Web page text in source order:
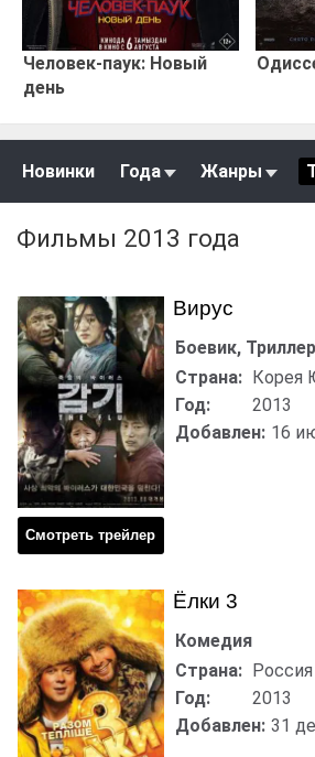
Человек-паук: Новый
день
Новинки Года Жанры
Фильмы 2013 года
Вирус
Смотреть трейлер
Боевик,
Страна: Корея
Год:
2013
Добавлен: 16
Ёлки 3
Комедия
Страна: Россия
Год:
2013
Добавлен: 31